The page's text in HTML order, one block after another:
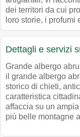
dei territori da cui
loro storie, i profumi
Dettagli e servizi
Grande albergo
il grande albergo
storico di chieti,
caratteristica
affaccia su un
più belle montagne